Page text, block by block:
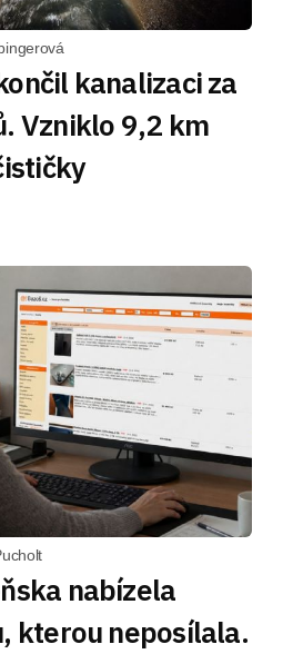
kanalizaci za
Vzniklo 9,2 km
nabízela
kterou neposílala.